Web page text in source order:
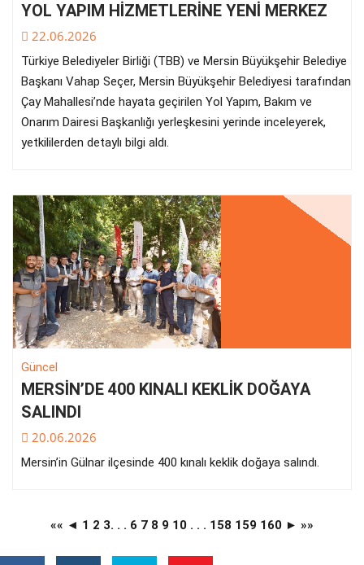
YOL YAPIM HİZMETLERİNE YENİ MERKEZ
22.06.2026
Türkiye Belediyeler Birliği (TBB) ve Mersin Büyükşehir Belediye
Başkanı Vahap Seçer, Mersin Büyükşehir Belediyesi tarafından
Çay Mahallesi’nde hayata geçirilen Yol Yapım, Bakım ve
Onarım Dairesi Başkanlığı yerleşkesini yerinde inceleyerek,
yetkililerden detaylı bilgi aldı.
Güncel
MERSİN’DE 400 KINALI KEKLİK DOĞAYA
SALINDI
20.06.2026
Mersin’in Gülnar ilçesinde 400 kınalı keklik doğaya salındı.
«« ◄ 1 2 3. . . 6 7 8 9 10 . . . 158 159 160 ► »»